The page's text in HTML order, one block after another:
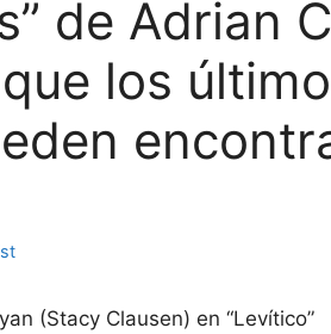
de Adrian
los